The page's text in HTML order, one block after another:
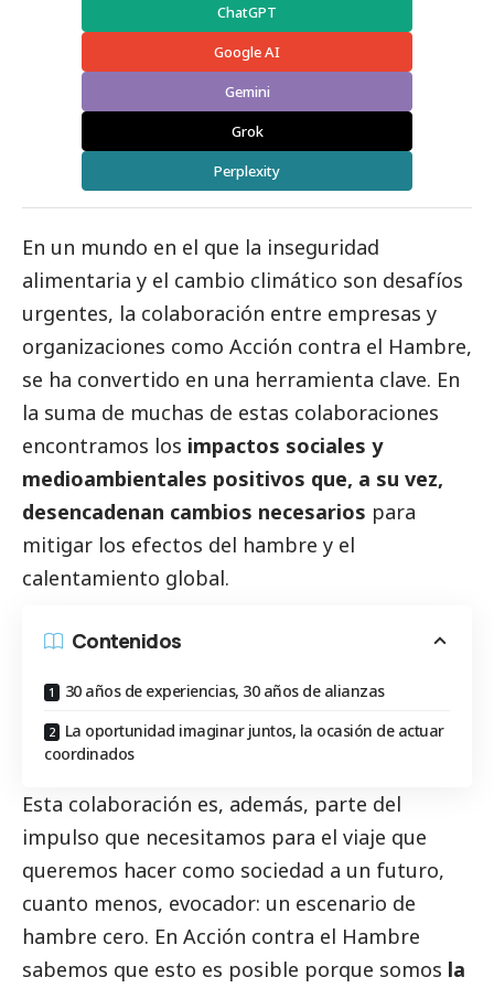
ChatGPT
Google AI
Gemini
Grok
Perplexity
En un mundo en el que la inseguridad
alimentaria y el cambio climático son desafíos
urgentes, la colaboración entre empresas y
organizaciones como Acción contra el Hambre,
se ha convertido en una herramienta clave. En
la suma de muchas de estas colaboraciones
encontramos los impactos sociales y
medioambientales positivos que, a su vez,
desencadenan cambios necesarios para
mitigar los efectos del hambre y el
calentamiento global.
Contenidos
30 años de experiencias, 30 años de alianzas
La oportunidad imaginar juntos, la ocasión de actuar
coordinados
Esta colaboración es, además, parte del
impulso que necesitamos para el viaje que
queremos hacer como sociedad a un futuro,
cuanto menos, evocador: un escenario de
hambre cero. En Acción contra el Hambre
sabemos que esto es posible porque somos la